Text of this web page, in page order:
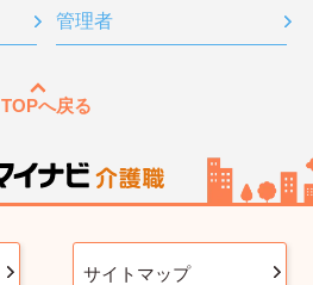
管理者
TOPへ戻る
サイトマップ